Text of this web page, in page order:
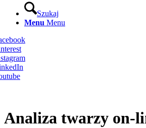
Szukaj
Menu Menu
Analiza twarzy on-